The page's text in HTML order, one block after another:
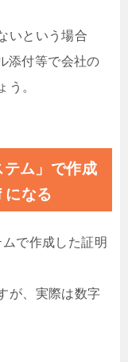
いという場合
添付等で会社の
う。
テム」で作成
になる
で作成した証明
が、実際は数字